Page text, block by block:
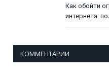
Как обойти
интернета:
КОММЕНТАРИИ